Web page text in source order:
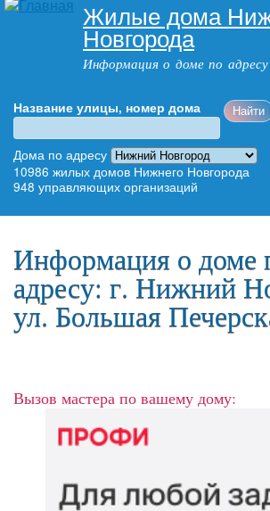
Перейти к
основному
содержанию
Жилые дома
Новгорода
Информация о доме по адресу
Адрес дома
Название улицы, номер дома
Дома по адресу
10986 жилых домов Нижнего Новгорода
948 управляющих организаций
Информация о доме
адресу: г. Нижний
ул. Большая
Вызов мастера по вашему дому: